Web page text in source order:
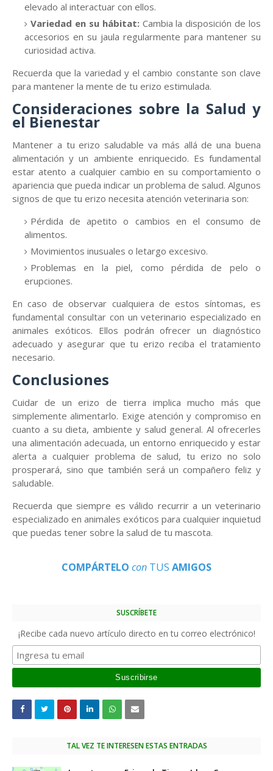
elevado al interactuar con ellos.
Variedad en su hábitat:Cambia la disposición de los
accesorios en su jaula regularmente para mantener su
curiosidad activa.
Recuerda que la variedad y el cambio constante son clave
para mantener la mente de tu erizo estimulada.
Consideraciones sobre la Salud y
el Bienestar
Mantener a tu erizo saludable va más allá de una buena
alimentación y un ambiente enriquecido. Es fundamental
estar atento a cualquier cambio en su comportamiento o
apariencia que pueda indicar un problema de salud. Algunos
signos de que tu erizo necesita atención veterinaria son:
Pérdida de apetito o cambios en el consumo de
alimentos.
Movimientos inusuales o letargo excesivo.
Problemas en la piel, como pérdida de pelo o
erupciones.
En caso de observar cualquiera de estos síntomas, es
fundamental consultar con un veterinario especializado en
animales exóticos. Ellos podrán ofrecer un diagnóstico
adecuado y asegurar que tu erizo reciba el tratamiento
necesario.
Conclusiones
Cuidar de un erizo de tierra implica mucho más que
simplemente alimentarlo. Exige atención y compromiso en
cuanto a su dieta, ambiente y salud general. Al ofrecerles
una alimentación adecuada, un entorno enriquecido y estar
alerta a cualquier problema de salud, tu erizo no solo
prosperará, sino que también será un compañero feliz y
saludable.
Recuerda que siempre es válido recurrir a un veterinario
especializado en animales exóticos para cualquier inquietud
que puedas tener sobre la salud de tu mascota.
COMPÁRTELO con TUS AMIGOS
SUSCRÍBETE
¡Recibe cada nuevo artículo directo en tu correo electrónico!
TAL VEZ TE INTERESEN ESTAS ENTRADAS